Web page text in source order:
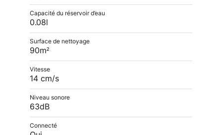
Capacité du réservoir d’eau
0.08l
Surface de nettoyage
90m²
Vitesse
14 cm/s
Niveau sonore
63dB
Connecté